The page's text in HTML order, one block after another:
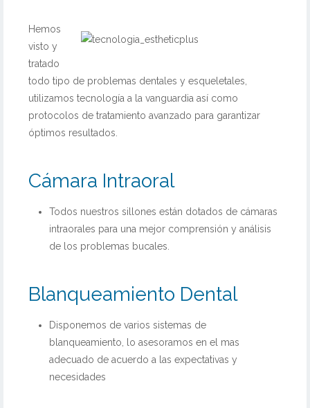
Hemos
visto y
tratado
todo tipo de problemas dentales y esqueletales,
utilizamos tecnología a la vanguardia así como
protocolos de tratamiento avanzado para garantizar
óptimos resultados.
Cámara Intraoral
Todos nuestros sillones están dotados de cámaras
intraorales para una mejor comprensión y análisis
de los problemas bucales.
Blanqueamiento Dental
Disponemos de varios sistemas de
blanqueamiento, lo asesoramos en el mas
adecuado de acuerdo a las expectativas y
necesidades